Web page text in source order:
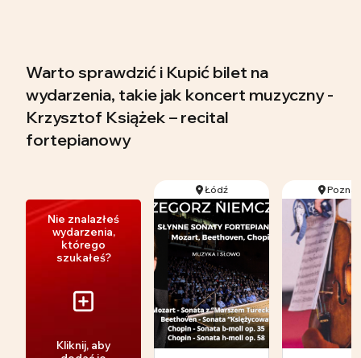
Warto sprawdzić i Kupić bilet na
wydarzenia, takie jak koncert muzyczny -
Krzysztof Książek – recital
fortepianowy
Nie znalazłeś
wydarzenia,
którego
szukałeś?
Kliknij, aby
Łódź Poznań